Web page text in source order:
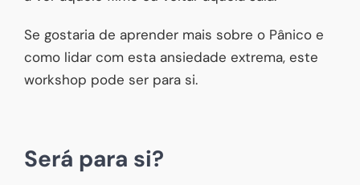
Se gostaria de aprender mais sobre o Pânico e
como lidar com esta ansiedade extrema, este
workshop pode ser para si.
Será para si?